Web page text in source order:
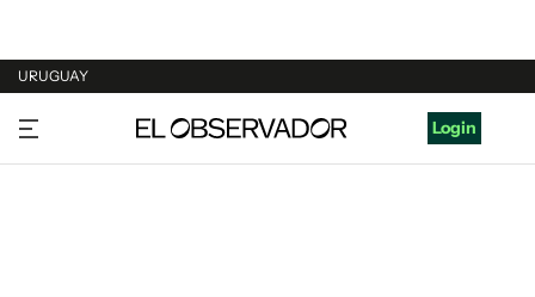
URUGUAY
URUGUAY
ARGENTINA
Login